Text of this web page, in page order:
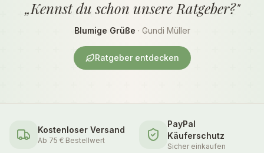
„Kennst du schon unsere Ratgeber?"
Blumige Grüße · Gundi Müller
Ratgeber entdecken
Kostenloser Versand
Ab 75 € Bestellwert
PayPal
Käuferschutz
Sicher einkaufen